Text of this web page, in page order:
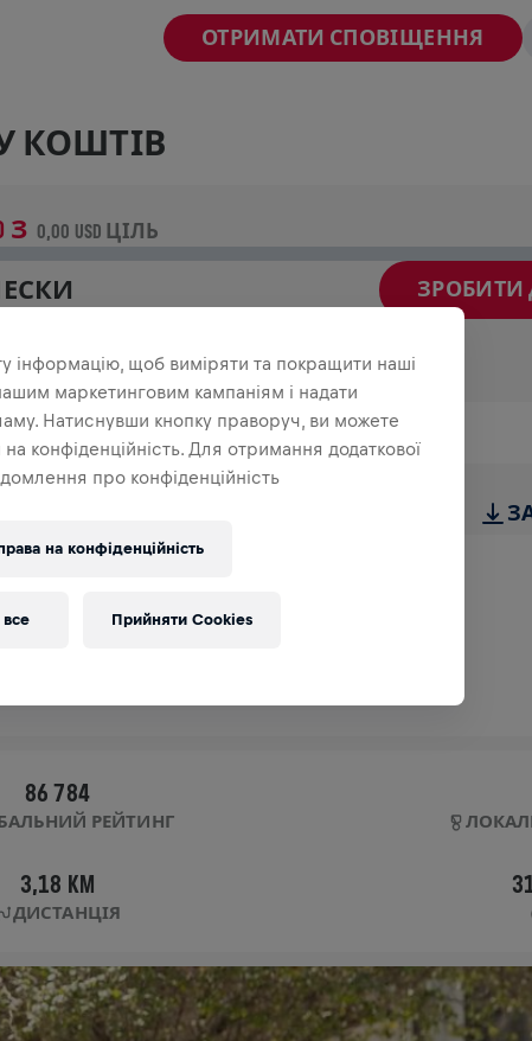
ОТРИМАТИ СПОВІЩЕННЯ
КОШТІВ
З 0,00 USD ЦІЛЬ
ЗРОБИТИ
мозку.
86 784
РЕЙТИНГ
3,18 KM
ДИСТАНЦІЯ
щоб виміряти та покращити наші
маркетинговим кампаніям і надати
Натиснувши кнопку праворуч, ви можете
конфіденційність. Для отримання додаткової
про конфіденційність
на конфіденційність
Прийняти Cookies